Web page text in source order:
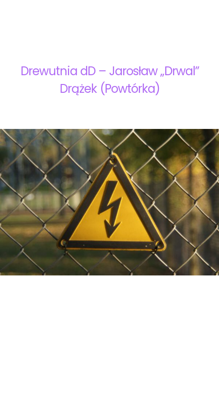
Drewutnia dD – Jarosław „Drwal”
Drążek (Powtórka)